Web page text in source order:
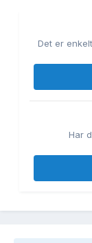
Det er
Har